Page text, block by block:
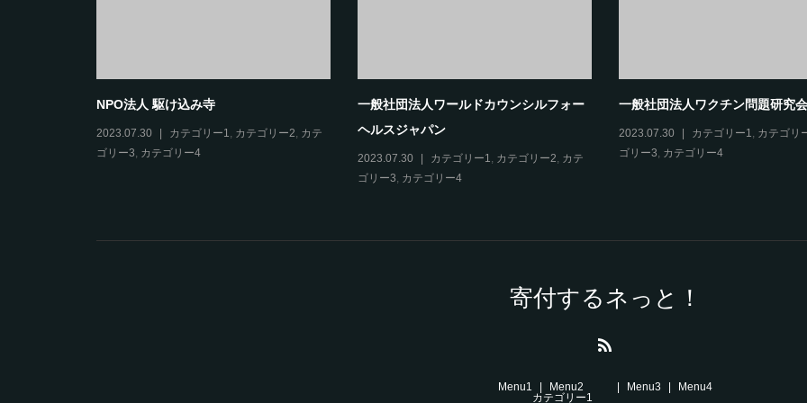
NPO法人 駆け込み寺
2023.07.30 カテゴリー1, カテゴリー2, カテ
ゴリー3, カテゴリー4
一般社団法人ワールドカウンシルフォー
ヘルスジャパン
2023.07.30 カテゴリー1, カテゴリー2, カテ
ゴリー3, カテゴリー4
一般社団法人ワクチン問題研究会
2023.07.30 カテゴリー1, カテゴリ
ゴリー3, カテゴリー4
寄付するネっと！
Menu1
Menu2
カテゴリー1
Menu3 Menu4